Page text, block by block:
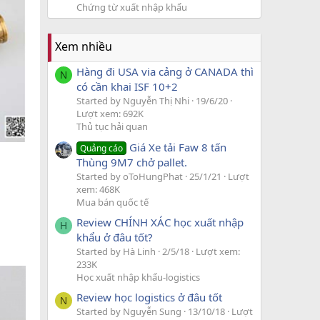
Chứng từ xuất nhập khẩu
Xem nhiều
N
Hàng đi USA via cảng ở CANADA thì
có cần khai ISF 10+2
Started by Nguyễn Thị Nhi 19/6/20
Lượt xem: 692K
Thủ tục hải quan
Quảng cáo Giá Xe tải Faw 8 tấn
Thùng 9M7 chở pallet.
Started by oToHungPhat 25/1/21
Lượt
xem: 468K
Mua bán quốc tế
H
Review CHÍNH XÁC học xuất nhập
khẩu ở đâu tốt?
Started by Hà Linh 2/5/18 Lượt xem:
233K
Học xuất nhập khẩu-logistics
N Review học logistics ở đâu tốt
Started by Nguyễn Sung 13/10/18 Lượt